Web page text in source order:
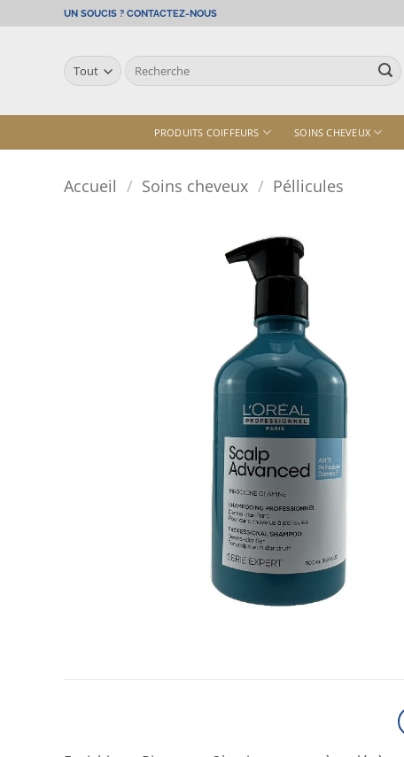
au
UN SOUCIS ? CONTACTEZ-NOUS
Recherche
pour :
PRODUITS COIFFEURS SOINS CHEVEUX
Accueil / Soins cheveux / Péllicules